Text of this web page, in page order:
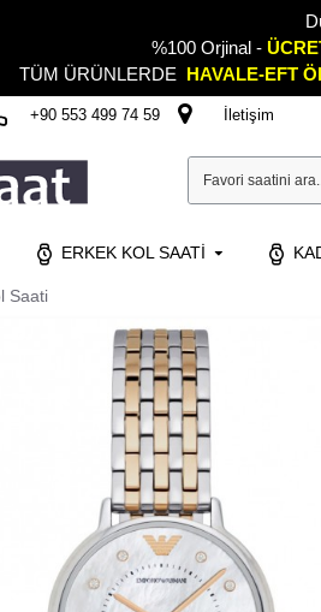
%100 Orjinal -
TÜM ÜRÜNLERDE HAVALE-EFT
+90 553 499 74 59 İletişim
ERKEK KOL SAATI
Saati